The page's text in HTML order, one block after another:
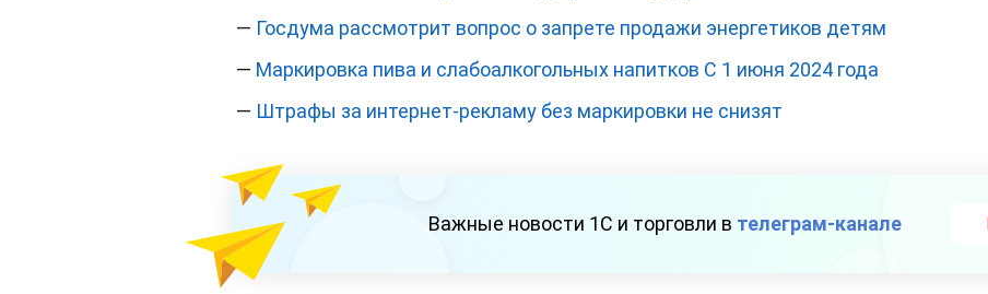
— Госдума рассмотрит вопрос о запрете продажи энергетиков детям
— Маркировка пива и слабоалкогольных напитков С 1 июня 2024 года
— Штрафы за интернет-рекламу без маркировки не снизят
Важные новости 1С и торговли в телеграм-канале